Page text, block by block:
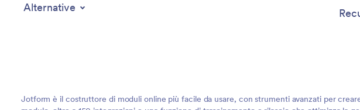
Alternative
Jotform è il costruttore di moduli online più facile da usare, con strumenti avanzati per